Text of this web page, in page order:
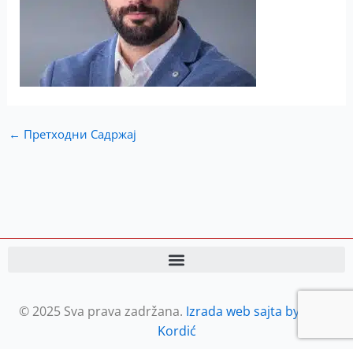
← Претходни Садржај
© 2025 Sva prava zadržana. Izrada web sajta by Petar
Kordić